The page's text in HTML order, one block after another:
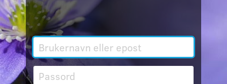
Brukernavn
eller
epost
Passord